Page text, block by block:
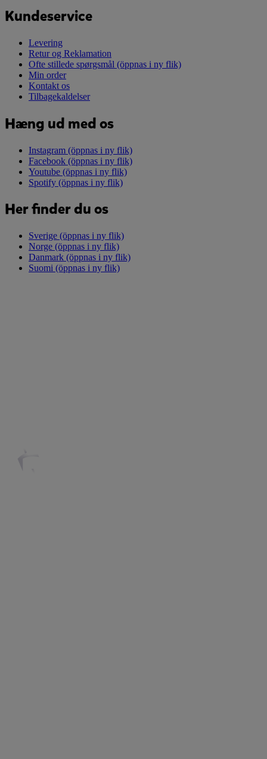
Kundeservice
Levering
Retur og Reklamation
Ofte stillede spørgsmål (öppnas i ny flik)
Min order
Kontakt os
Tilbagekaldelser
Hæng ud med os
Instagram (öppnas i ny flik)
Facebook (öppnas i ny flik)
Youtube (öppnas i ny flik)
Spotify (öppnas i ny flik)
Her finder du os
Sverige (öppnas i ny flik)
Norge (öppnas i ny flik)
Danmark (öppnas i ny flik)
Suomi (öppnas i ny flik)